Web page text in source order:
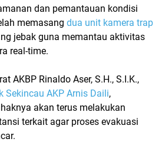
dan pemantauan kondisi
memasang dua unit kamera trap
jebak guna memantau aktivitas
real-time.
AKBP Rinaldo Aser, S.H., S.I.K.,
Sekincau AKP Arnis Daili,
akan terus melakukan
terkait agar proses evakuasi